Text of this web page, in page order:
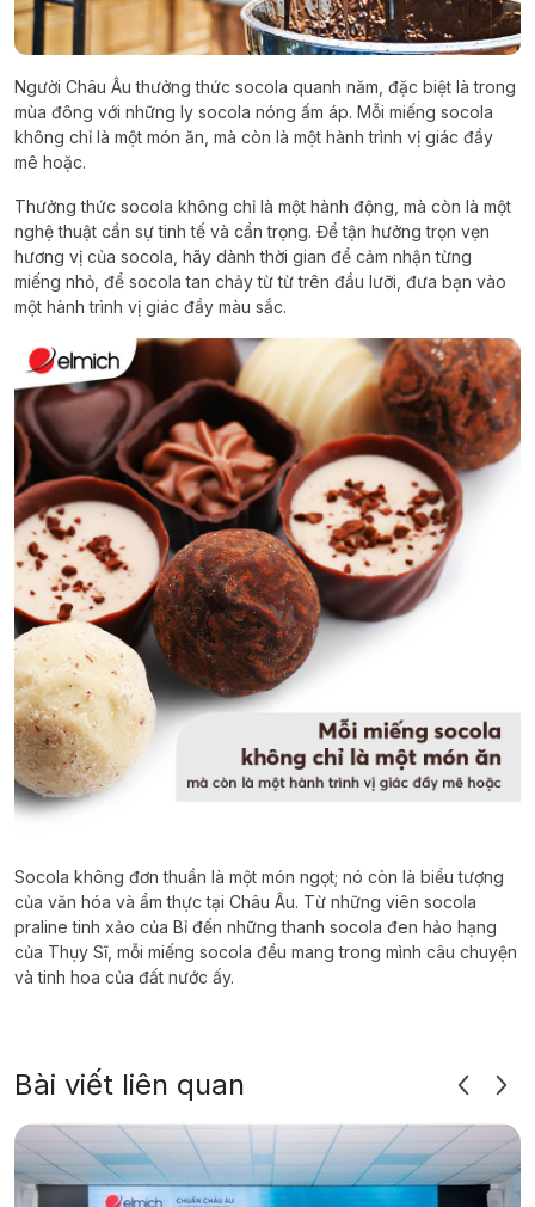
Người Châu Âu thưởng thức socola quanh năm, đặc biệt là trong
mùa đông với những ly socola nóng ấm áp. Mỗi miếng socola
không chỉ là một món ăn, mà còn là một hành trình vị giác đầy
mê hoặc.
Thưởng thức socola không chỉ là một hành động, mà còn là một
nghệ thuật cần sự tinh tế và cẩn trọng. Để tận hưởng trọn vẹn
hương vị của socola, hãy dành thời gian để cảm nhận từng
miếng nhỏ, để socola tan chảy từ từ trên đầu lưỡi, đưa bạn vào
một hành trình vị giác đầy màu sắc.
Socola không đơn thuần là một món ngọt; nó còn là biểu tượng
của văn hóa và ẩm thực tại Châu Âu. Từ những viên socola
praline tinh xảo của Bỉ đến những thanh socola đen hảo hạng
của Thụy Sĩ, mỗi miếng socola đều mang trong mình câu chuyện
và tinh hoa của đất nước ấy.
Bài viết liên quan